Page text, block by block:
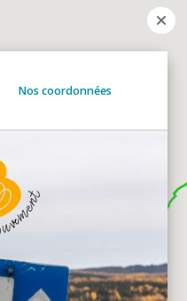
Nos coordonnées